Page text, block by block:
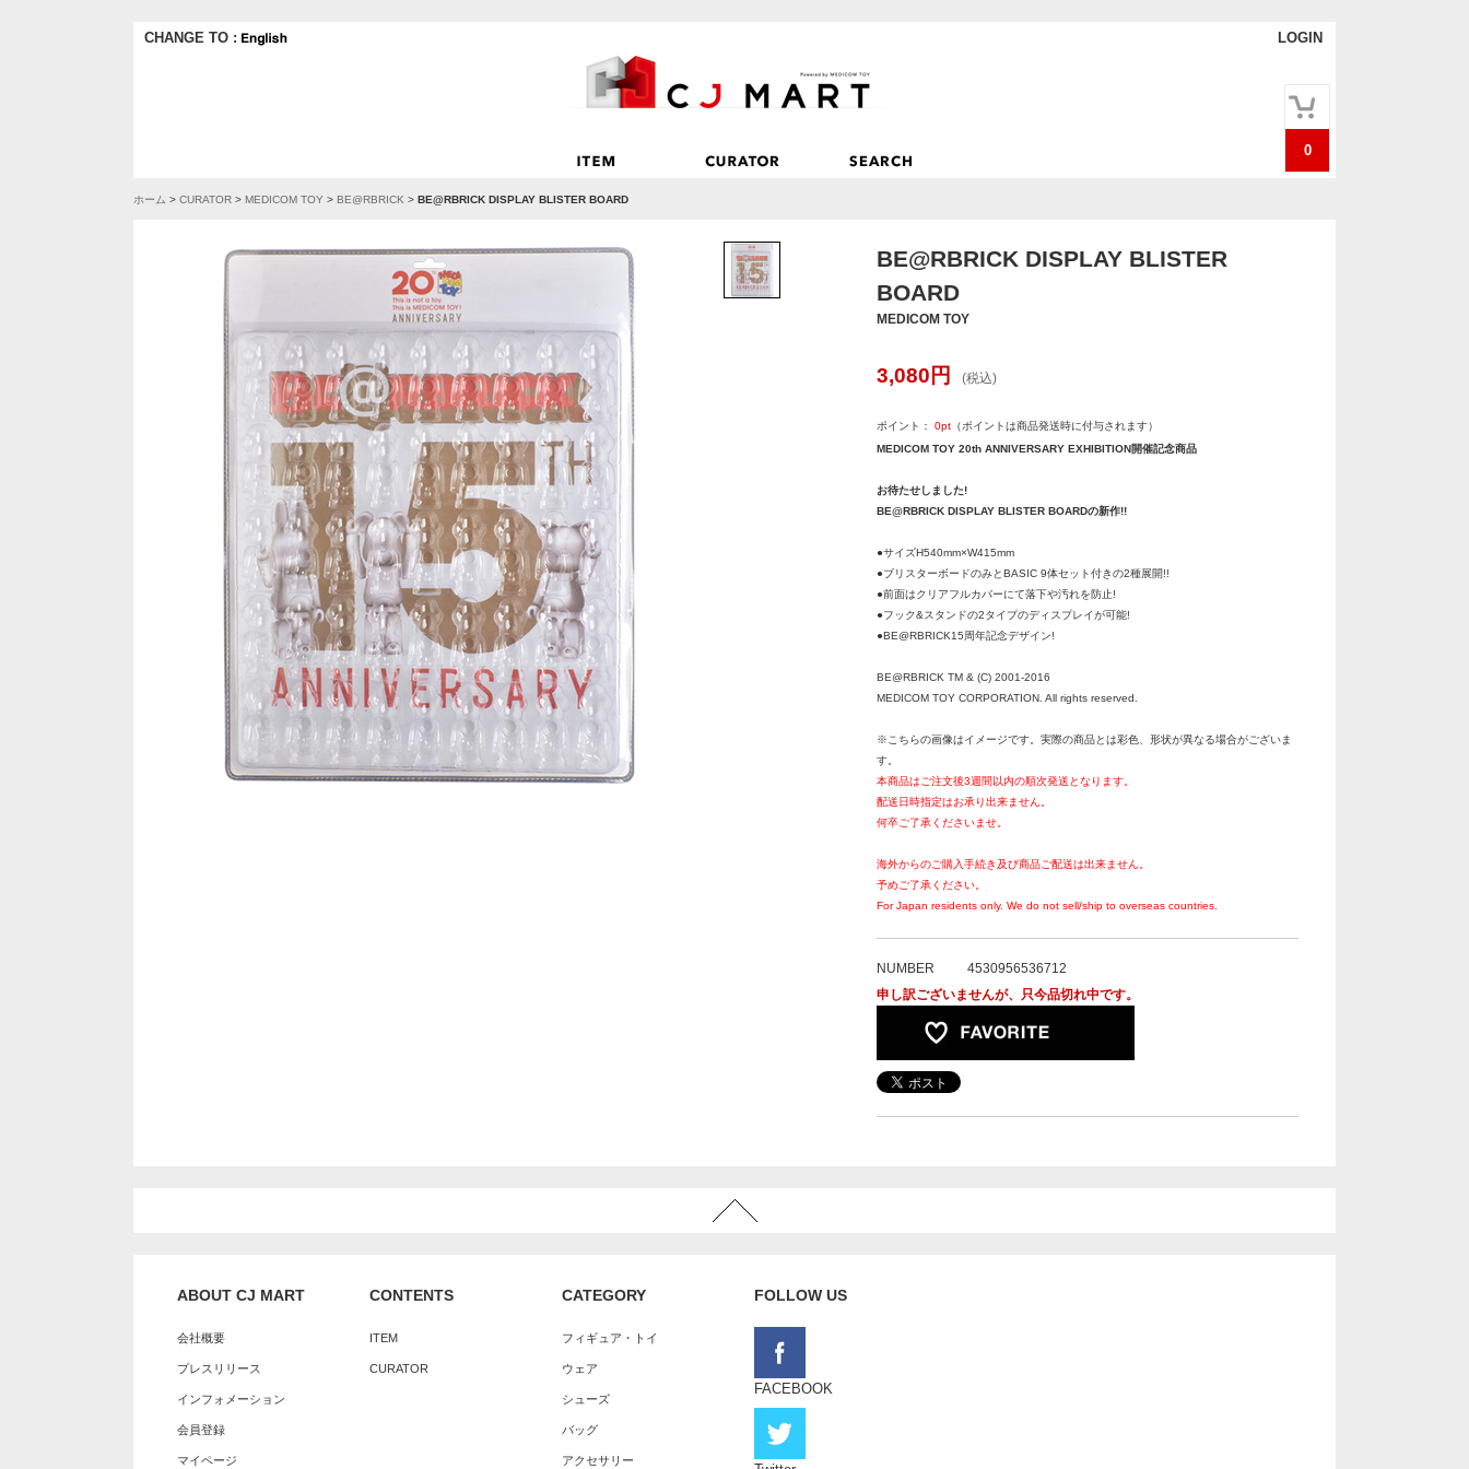
CHANGE TO : LOGIN
0
ホーム > CURATOR > MEDICOM TOY > BE@RBRICK > BE@RBRICK DISPLAY BLISTER BOARD
BE@RBRICK DISPLAY BLISTER
BOARD
MEDICOM TOY
3,080 円 (税込)
ポイント： 0pt （ポイントは商品発送時に付与されます）
MEDICOM TOY 20th ANNIVERSARY EXHIBITION開催記念商品
お待たせしました!
BE@RBRICK DISPLAY BLISTER BOARDの新作!!
●サイズH540mm×W415mm
●ブリスターボードのみとBASIC 9体セット付きの2種展開!!
●前面はクリアフルカバーにて落下や汚れを防止!
●フック&スタンドの2タイプのディスプレイが可能!
●BE@RBRICK15周年記念デザイン!
BE@RBRICK TM & (C) 2001-2016
MEDICOM TOY CORPORATION. All rights reserved.
※こちらの画像はイメージです。実際の商品とは彩色、形状が異なる場合がございま
す。
本商品はご注文後3週間以内の順次発送となります。
配送日時指定はお承り出来ません。
何卒ご了承くださいませ。
海外からのご購入手続き及び商品ご配送は出来ません。
予めご了承ください。
For Japan residents only. We do not sell/ship to overseas countries.
NUMBER
4530956536712
申し訳ございませんが、只今品切れ中です。
ABOUT CJ MART
会社概要
プレスリリース
インフォメーション
会員登録
マイページ
CONTENTS
ITEM
CURATOR
CATEGORY
フィギュア・トイ
ウェア
シューズ
バッグ
アクセサリー
FOLLOW US
FACEBOOK